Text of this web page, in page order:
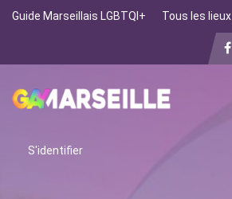
Guide Marseillais LGBTQI+ Tous les lieux
S'identifier